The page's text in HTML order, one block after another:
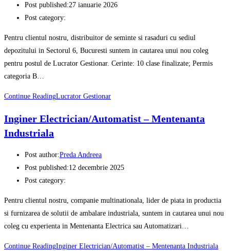
Post published:27 ianuarie 2026
Post category:
Pentru clientul nostru, distribuitor de seminte si rasaduri cu sediul
depozitului in Sectorul 6, Bucuresti suntem in cautarea unui nou coleg
pentru postul de Lucrator Gestionar. Cerinte: 10 clase finalizate; Permis
categoria B…
Continue ReadingLucrator Gestionar
Inginer Electrician/Automatist – Mentenanta
Industriala
Post author:Preda Andreea
Post published:12 decembrie 2025
Post category:
Pentru clientul nostru, companie multinationala, lider de piata in productia
si furnizarea de solutii de ambalare industriala, suntem in cautarea unui nou
coleg cu experienta in Mentenanta Electrica sau Automatizari…
Continue ReadingInginer Electrician/Automatist – Mentenanta Industriala